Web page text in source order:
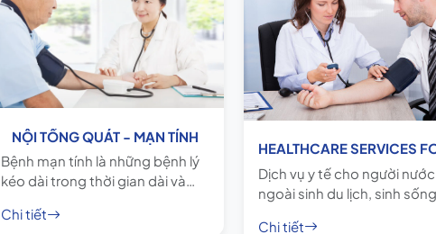
NỘI TỔNG QUÁT - MẠN TÍNH
Bệnh mạn tính là những bệnh lý
kéo dài trong thời gian dài và
Những bệnh này thường tiến
Chi tiết
Dịch vụ y tế cho người nước
ngoài sinh du lịch, sinh
Chi tiết